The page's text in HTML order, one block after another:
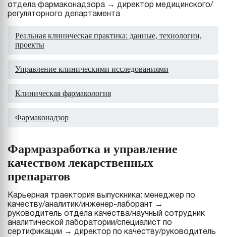
отдела фармаконадзора → директор медицинского/
регуляторного департамента
Реальная клиническая практика: данные, технологии,
проекты
Управление клиническими исследованиями
Клиническая фармакология
Фармаконадзор
Фармразработка и управление
качеством лекарственных
препаратов
Карьерная траектория выпускника: менеджер по
качеству/аналитик/инженер-лаборант →
руководитель отдела качества/научный сотрудник
аналитической лаборатории/специалист по
сертификации → директор по качеству/руководитель